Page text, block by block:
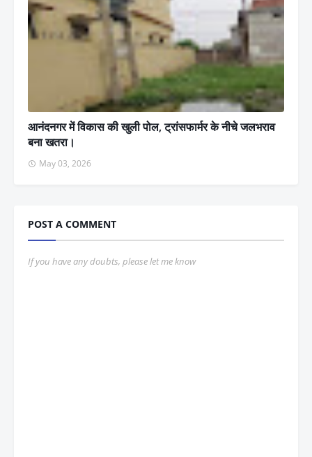
आनंदनगर में विकास की खुली पोल, ट्रांसफार्मर के नीचे जलभराव
बना खतरा।
May 03, 2026
POST A COMMENT
If you have any doubts, please let me know